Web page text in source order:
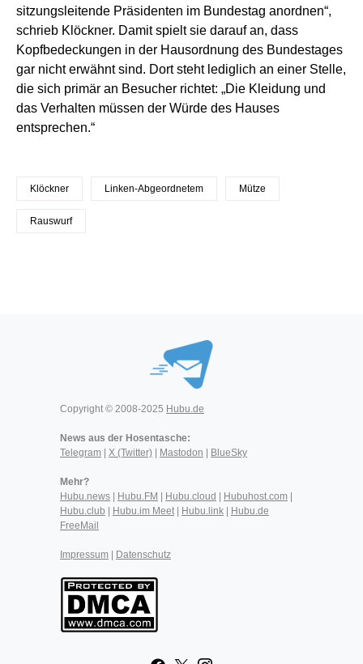
sitzungsleitende Präsidenten im Bundestag anordnen“,
schrieb Klöckner. Damit spielt sie darauf an, dass
Kopfbedeckungen in der Hausordnung des Bundestages
gar nicht erwähnt sind. Dort steht lediglich an einer Stelle,
die sich primär an Besucher richtet: „Die Kleidung und
das Verhalten müssen der Würde des Hauses
entsprechen.“
Klöckner Linken-Abgeordnetem Mütze
Rauswurf
Copyright © 2008-2025 Hubu.de
News aus der Hosentasche:
Telegram
X (Twitter) Mastodon BlueSky
Mehr?
Hubu.news
Hubu.FM Hubu.cloud Hubuhost.com
Hubu.club
Hubu.im Meet| Hubu.link
Hubu.de
FreeMail
Impressum Datenschutz